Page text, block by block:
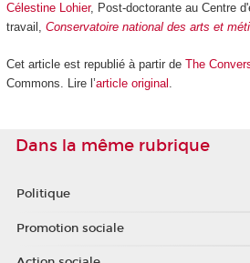
Célestine Lohier, Post-doctorante au Centre
travail, Conservatoire national des arts et
Cet article est republié à partir de The
Commons. Lire l’article original
Dans la même rubrique
Politique
Promotion sociale